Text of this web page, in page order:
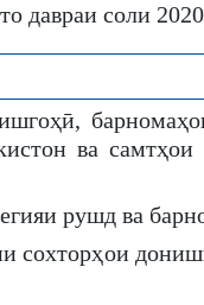
давраи соли
ва
рушд ва
сохторҳои